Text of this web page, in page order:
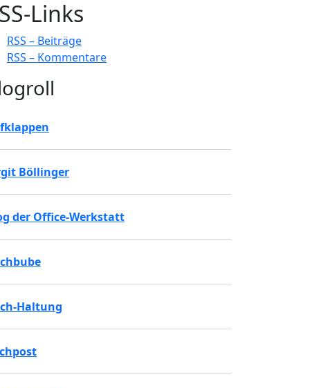
Links
RSS – Beiträge
RSS – Kommentare
Böllinger
der Office-Werkstatt
Haltung